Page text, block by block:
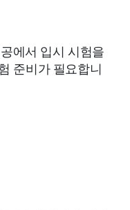
에서 입시 시험을
준비가 필요합니